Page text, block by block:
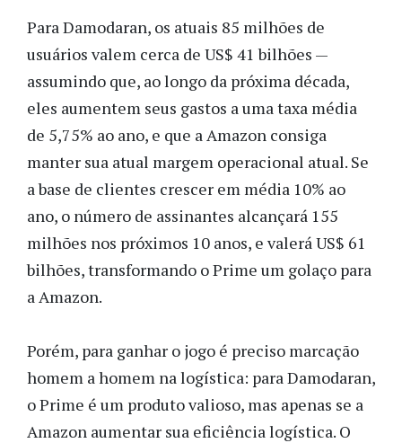
Para Damodaran, os atuais 85 milhões de
usuários valem cerca de US$ 41 bilhões —
assumindo que, ao longo da próxima década,
eles aumentem seus gastos a uma taxa média
de 5,75% ao ano, e que a Amazon consiga
manter sua atual margem operacional atual. Se
a base de clientes crescer em média 10% ao
ano, o número de assinantes alcançará 155
milhões nos próximos 10 anos, e valerá US$ 61
bilhões, transformando o Prime um golaço para
a Amazon.
Porém, para ganhar o jogo é preciso marcação
homem a homem na logística: para Damodaran,
o Prime é um produto valioso, mas apenas se a
Amazon aumentar sua eficiência logística. O